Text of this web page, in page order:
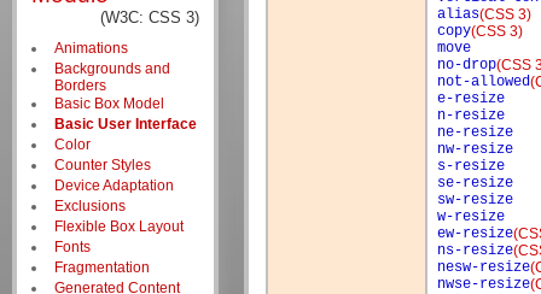
alias(CSS 3)
copy(CSS 3)
move
no-drop(CSS
not-allowed
e-resize
n-resize
ne-resize
nw-resize
s-resize
se-resize
sw-resize
w-resize
ew-resize
ns-resize
nesw-resize
nwse-resize
(W3C: CSS 3)
Animations
Backgrounds and
Borders
Basic Box Model
Basic User Interface
Color
Counter Styles
Device Adaptation
Exclusions
Flexible Box Layout
Fonts
Fragmentation
Generated Content